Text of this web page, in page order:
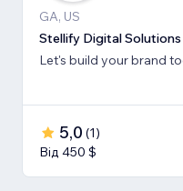
GA, US
Stellify Digital Solutions
Let's build your brand
5,0 (1)
Від 450 $